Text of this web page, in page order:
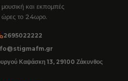
μουσική και εκπομπές
το 24ωρο.
2695022222
Καψάσκη 13, 29100 Ζάκυνθος